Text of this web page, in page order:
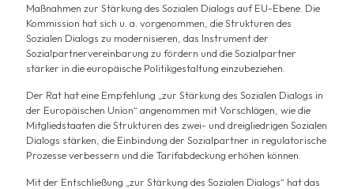
Maßnahmen zur Stärkung des Sozialen Dialogs auf EU-Ebene. Die
Kommission hat sich u. a. vorgenommen, die Strukturen des
Sozialen Dialogs zu modernisieren, das Instrument der
Sozialpartnervereinbarung zu fördern und die Sozialpartner
stärker in die europäische Politikgestaltung einzubeziehen.
Der Rat hat eine Empfehlung „zur Stärkung des Sozialen Dialogs in
der Europäischen Union“ angenommen mit Vorschlägen, wie die
Mitgliedstaaten die Strukturen des zwei- und dreigliedrigen Sozialen
Dialogs stärken, die Einbindung der Sozialpartner in regulatorische
Prozesse verbessern und die Tarifabdeckung erhöhen können.
Mit der Entschließung „zur Stärkung des Sozialen Dialogs“ hat das